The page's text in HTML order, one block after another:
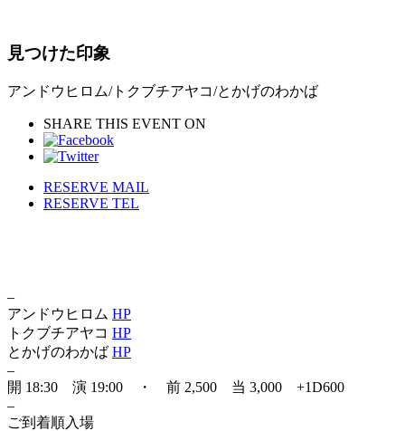
見つけた印象
アンドウヒロム/トクブチアヤコ/とかげのわかば
SHARE THIS EVENT ON
RESERVE MAIL
RESERVE TEL
–
アンドウヒロム HP
トクブチアヤコ HP
とかげのわかば HP
–
開 18:30 演 19:00 ・ 前 2,500 当 3,000 +1D600
–
ご到着順入場